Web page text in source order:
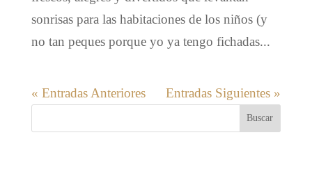
sonrisas para las habitaciones de los niños (y
no tan peques porque yo ya tengo fichadas...
« Entradas Anteriores Entradas Siguientes »